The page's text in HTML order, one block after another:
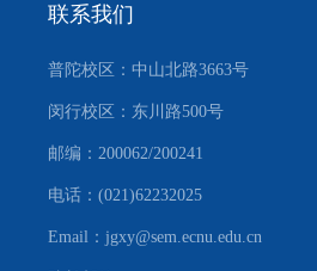
联系我们
普陀校区：中山北路3663号
闵行校区：东川路500号
邮编：200062/200241
电话：(021)62232025
Email：jgxy@sem.ecnu.edu.cn